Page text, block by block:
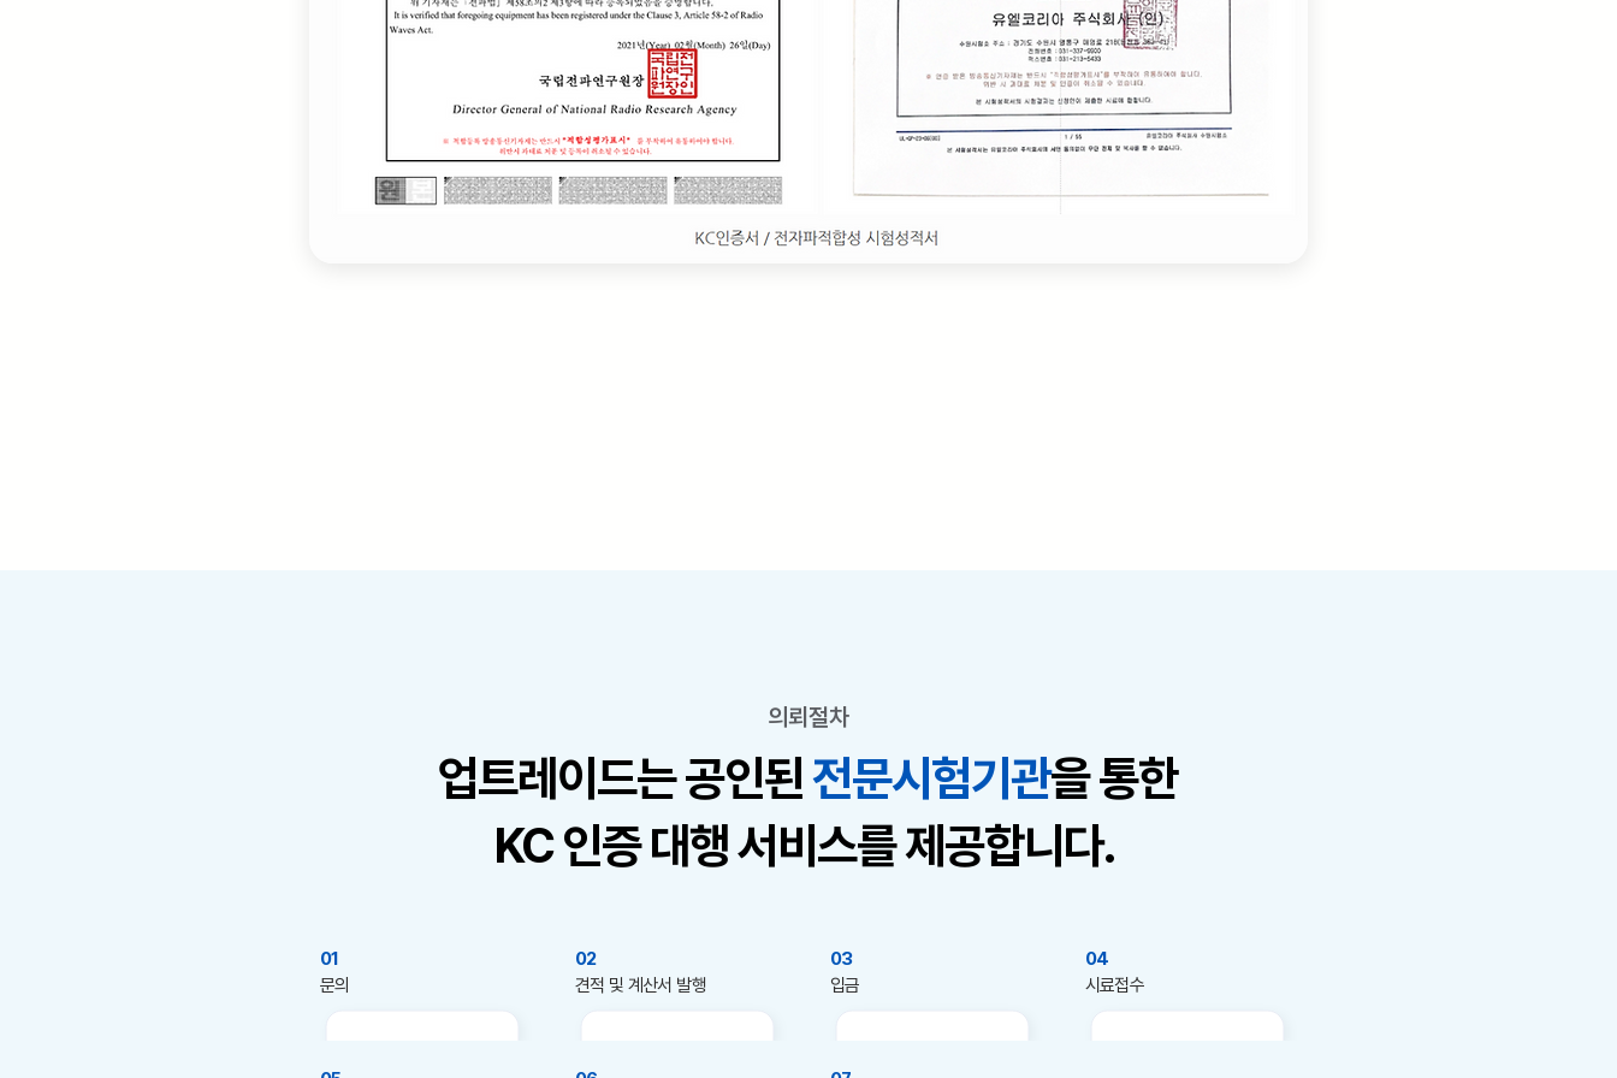
의뢰절차
업트레이드는 공인된전문시험기관을 통한
KC 인증 대행 서비스를 제공합니다.
01
​문의
02
견적 및 계산서 발행
03
​입금
04
​시료접수